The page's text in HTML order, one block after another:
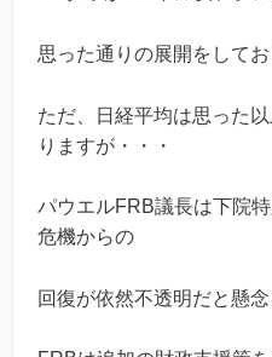
思った通りの展開をしてお
ただ、日経平均は思った
りますが・・・
パウエルFRB議長は下院
危機からの
回復が依然不透明だと懸念